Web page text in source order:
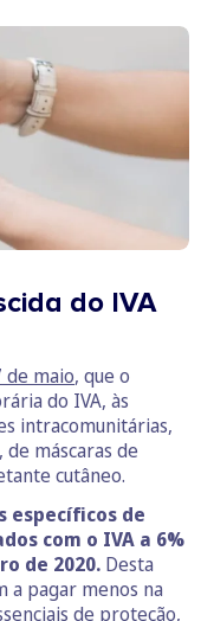
do IVA
de maio, que o
do IVA, às
intracomunitárias,
máscaras de
cutâneo.
específicos de
com o IVA a 6%
de 2020. Desta
a pagar menos na
de proteção,